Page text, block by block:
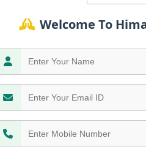
Welcome To